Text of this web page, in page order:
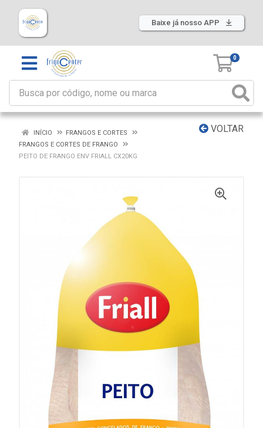
Baixe já nosso APP
0
VOLTAR
INÍCIO
FRANGOS E CORTES
FRANGOS E CORTES DE FRANGO
PEITO DE FRANGO ENV FRIALL CX20KG